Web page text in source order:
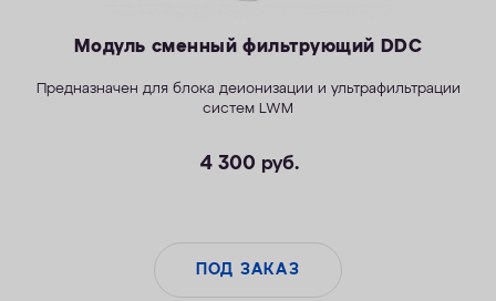
Модуль сменный фильтрующий DDC
Предназначен для блока деионизации и ультрафильтрации
систем LWM
4 300 руб.
ПОД ЗАКАЗ